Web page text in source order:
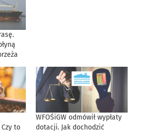
to
WFOŚiGW odmówił wypłaty
dotacji. Jak dochodzić